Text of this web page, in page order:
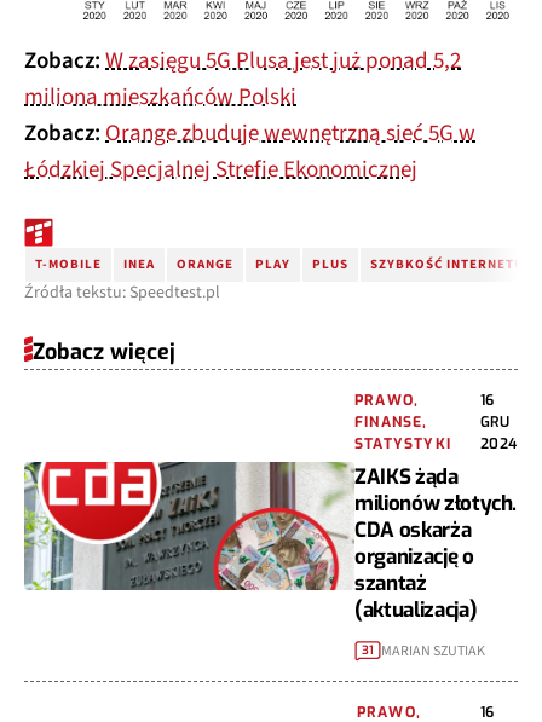
Zobacz:W zasięgu 5G Plusa jest już ponad 5,2
miliona mieszkańców Polski
Zobacz:Orange zbuduje wewnętrzną sieć 5G w
Łódzkiej Specjalnej Strefie Ekonomicznej
T-MOBILE INEA ORANGE PLAY PLUS SZYBKOŚĆ INTERNETU
Źródła tekstu: Speedtest.pl
Zobacz więcej
PRAWO,
FINANSE,
STATYSTYKI
16
GRU
2024
ZAIKS żąda
milionów złotych.
CDA oskarża
organizację o
szantaż
(aktualizacja)
31 MARIAN SZUTIAK
PRAWO,
16